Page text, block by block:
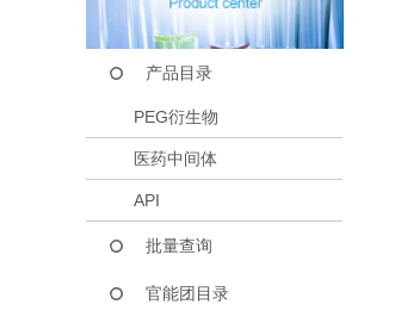
产品目录
PEG衍生物
医药中间体
API
批量查询
官能团目录